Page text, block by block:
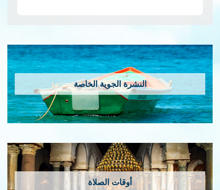
النشرة الجوية الخاصة
أوقات الصلاة